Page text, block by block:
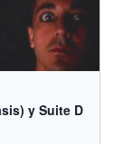
y Suite D